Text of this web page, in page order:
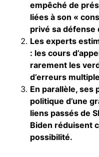
empêché de
liées à son «
privé sa défense
Les experts
: les cours
rarement les
d’erreurs
En parallèle, ses
politique d’une
liens passés de
Biden réduisent
possibilité.